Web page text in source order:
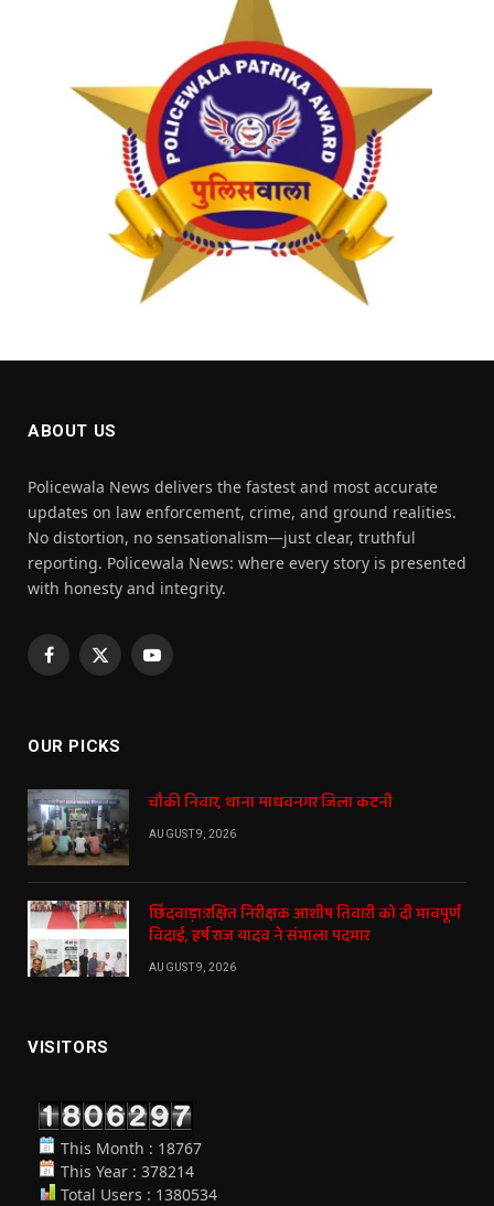
ABOUT US
Policewala News delivers the fastest and most accurate
updates on law enforcement, crime, and ground realities.
No distortion, no sensationalism—just clear, truthful
reporting. Policewala News: where every story is presented
with honesty and integrity.
Facebook
X
YouTube
OUR PICKS
चौकी निवार, थाना माधवनगर जिला कटनी
AUGUST 9, 2026
छिंदवाड़ा:रक्षित निरीक्षक आशीष तिवारी को दी भावपूर्ण
विदाई, हर्ष राज यादव ने संभाला पदभार
AUGUST 9, 2026
VISITORS
This Month : 18767
This Year : 378214
Total Users : 1380534